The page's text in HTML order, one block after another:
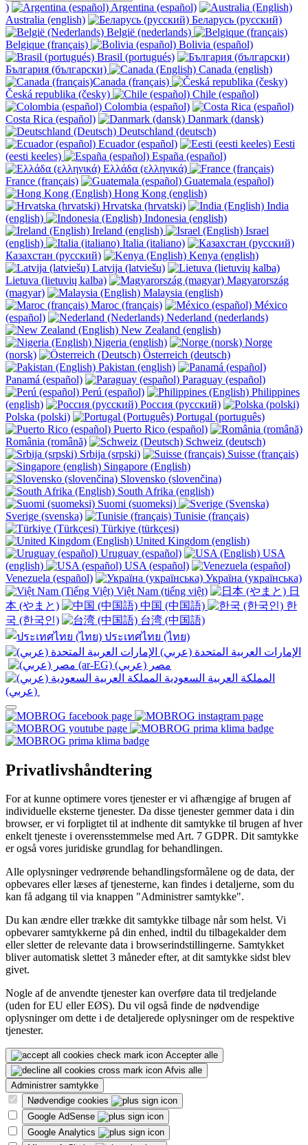
)
Argentina (español)
Australia (english)
Беларусь (русский)
België (nederlands)
Belgique (français)
Bolivia (español)
Brasil (portugués)
България (български)
Canada (english)
Canada (français)
Česká republika (česky)
Chile (español)
Colombia (español)
Costa Rica (español)
Danmark (dansk)
Deutschland (deutsch)
Ecuador (español)
Eesti
(eesti keeles)
España (español)
Ελλάδα (ελληνικά)
France (français)
Guatemala (español)
Hong Kong (english)
Hrvatska (hrvatski)
India
(english)
Indonesia (english)
Ireland (english)
Israel
(english)
Italia (italiano)
Казахстан (русский)
Kenya (english)
Latvija (latviešu)
Lietuva (lietuvių kalba)
Magyarország
(magyar)
Malaysia (english)
Maroc (français)
México
(español)
Nederland (nederlands)
New Zealand (english)
Nigeria (english)
Norge
(norsk)
Österreich (deutsch)
Pakistan (english)
Panamá (español)
Paraguay (español)
Perú (español)
Philippines
(english)
Россия (русский)
Polska (polski)
Portugal (português)
Puerto Rico (español)
România (română)
Schweiz (deutsch)
Srbija (srpski)
Suisse (français)
Singapore (English)
Slovensko (slovenčina)
South Afrika (english)
Suomi (suomeksi)
Sverige (svenska)
Tunisie (français)
Türkiye (türkçesi)
United Kingdom (english)
Uruguay (español)
USA
(english)
USA (español)
Venezuela (español)
Україна (українська)
Việt Nam (tiếng việt)
日
本 (やまと)
中国 (中国語)
한
국 (한국인)
台湾 (中国語)
ประเทศไทย (ไทย)
Privatlivshåndtering
For at kunne optimere vores tjenester er vi afhængige af brugen af
individuelle eksterne tjenester. Da disse tjenester gemmer data i din
browser, er vi forpligtet til at indhente dit samtykke til brugen af hver
enkelt tjeneste i overensstemmelse med Art. 7 GDPR. Dit samtykke
er også vores juridiske grundlag for behandlingen.
Alle oplysninger vedrørende behandlingsformålene og de data, der
opbevares eller læses af tjenesterne, kan findes i detaljerne, som du
kan få adgang til via knappen "Administrer samtykke".
Du kan ændre eller trække dit samtykke tilbage når som helst. Vi
opbevarer samtykkerne på din enhed, indtil du tilbagekalder dem
eller sletter de relevante data i browserindstillingerne. Samtykket
bliver automatisk slettet 3 måneder efter, at dit samtykke sidst blev
givet.
Nogle af de anvendte tjenester kan overføre data til tredjelande
(uden for EU eller EØS). Du vil også finde de nødvendige
oplysninger om dette i de detaljerede oplysninger om de respektive
tjenester.
Accepter alle
Afvis alle
Administrer samtykke
Nødvendige cookies
Google AdSense
Google Analytics